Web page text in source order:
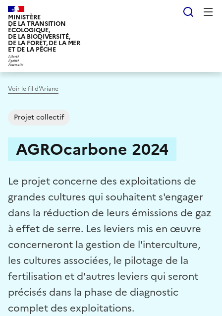
Aller
au
contenu
principal
MINISTÈRE
DE LA TRANSITION
ÉCOLOGIQUE,
DE LA BIODIVERSITÉ,
DE LA FORÊT, DE LA MER
ET DE LA PÊCHE
Voir le fil d'Ariane
Projet collectif
AGROcarbone 2024
Le projet concerne des exploitations de
grandes cultures qui souhaitent s'engager
dans la réduction de leurs émissions de gaz
à effet de serre. Les leviers mis en œuvre
concerneront la gestion de l'interculture,
les cultures associées, le pilotage de la
fertilisation et d'autres leviers qui seront
précisés dans la phase de diagnostic
complet des exploitations.